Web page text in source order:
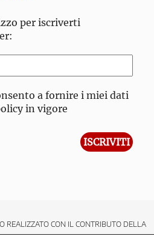
per iscriverti
a fornire i miei dati
in vigore
REALIZZATO CON IL CONTRIBUTO DELLA